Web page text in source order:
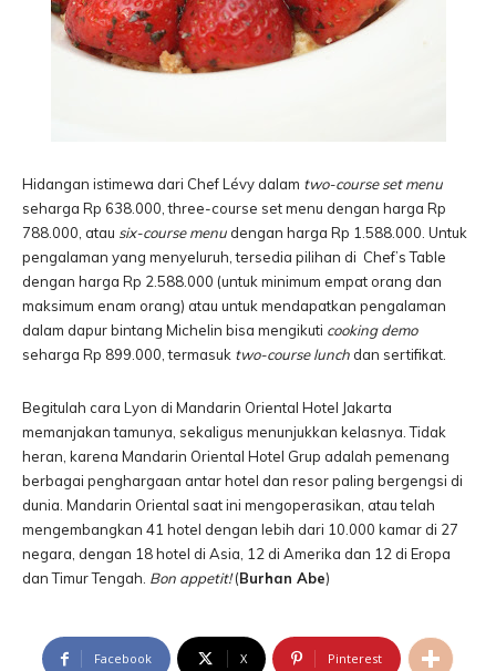
Hidangan istimewa dari Chef Lévy dalam two-course set menu
seharga Rp 638.000, three-course set menu dengan harga Rp
788.000, atau six-course menu dengan harga Rp 1.588.000. Untuk
pengalaman yang menyeluruh, tersedia pilihan di Chef’s Table
dengan harga Rp 2.588.000 (untuk minimum empat orang dan
maksimum enam orang) atau untuk mendapatkan pengalaman
dalam dapur bintang Michelin bisa mengikuti cooking demo
seharga Rp 899.000, termasuk two-course lunch dan sertifikat.
Begitulah cara Lyon di Mandarin Oriental Hotel Jakarta
memanjakan tamunya, sekaligus menunjukkan kelasnya. Tidak
heran, karena Mandarin Oriental Hotel Grup adalah pemenang
berbagai penghargaan antar hotel dan resor paling bergengsi di
dunia. Mandarin Oriental saat ini mengoperasikan, atau telah
mengembangkan 41 hotel dengan lebih dari 10.000 kamar di 27
negara, dengan 18 hotel di Asia, 12 di Amerika dan 12 di Eropa
dan Timur Tengah. Bon appetit!(Burhan Abe)
Facebook X Pinterest